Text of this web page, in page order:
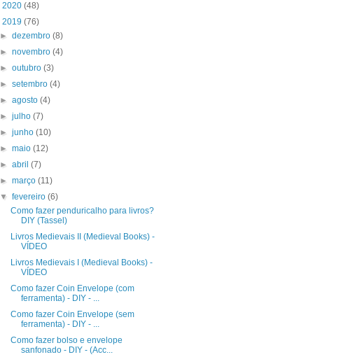
2020 (48)
2019 (76)
►dezembro(8)
►novembro(4)
►outubro(3)
►setembro(4)
►agosto(4)
►julho(7)
►junho(10)
►maio(12)
►abril(7)
►março(11)
▼fevereiro(6)
Como fazer penduricalho para livros?
DIY (Tassel)
Livros Medievais II (Medieval Books) -
VÍDEO
Livros Medievais I (Medieval Books) -
VÍDEO
Como fazer Coin Envelope (com
ferramenta) - DIY - ...
Como fazer Coin Envelope (sem
ferramenta) - DIY - ...
Como fazer bolso e envelope
sanfonado - DIY - (Acc...